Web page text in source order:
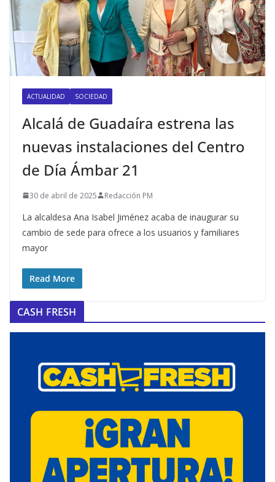
ACTUALIDAD SOCIEDAD
Alcalá de Guadaíra estrena las
nuevas instalaciones del Centro
de Día Ámbar 21
30 de abril de 2025 Redacción PM
La alcaldesa Ana Isabel Jiménez acaba de inaugurar su
cambio de sede para ofrece a los usuarios y familiares
mayor
Read More
CASH FRESH